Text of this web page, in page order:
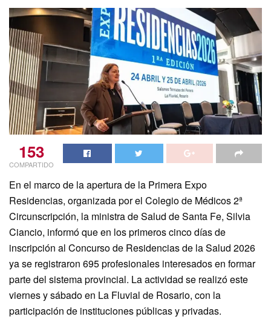
153
COMPARTIDO
En el marco de la apertura de la Primera Expo
Residencias, organizada por el Colegio de Médicos 2ª
Circunscripción, la ministra de Salud de Santa Fe, Silvia
Ciancio, informó que en los primeros cinco días de
inscripción al Concurso de Residencias de la Salud 2026
ya se registraron 695 profesionales interesados en formar
parte del sistema provincial. La actividad se realizó este
viernes y sábado en La Fluvial de Rosario, con la
participación de instituciones públicas y privadas.